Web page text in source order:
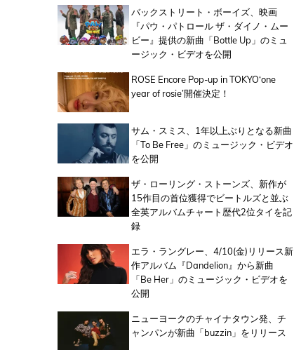
バックストリート・ボーイズ、映画
『パウ・パトロール ザ・ダイノ・ムー
ビー』提供の新曲「Bottle Up」のミュ
ージック・ビデオを公開
ROSE Encore Pop-up in TOKYO‘one
year of rosie’開催決定！
サム・スミス、1年以上ぶりとなる新曲
「To Be Free」のミュージック・ビデオ
を公開
ザ・ローリング・ストーンズ、新作が
15作目の首位獲得でビートルズと並ぶ
全英アルバムチャート歴代2位タイを記
録
エラ・ラングレー、4/10(金)リリース新
作アルバム『Dandelion』から新曲
「Be Her」のミュージック・ビデオを
公開
ニューヨークのチャイナタウン発、チ
ャンパンが新曲「buzzin」をリリース